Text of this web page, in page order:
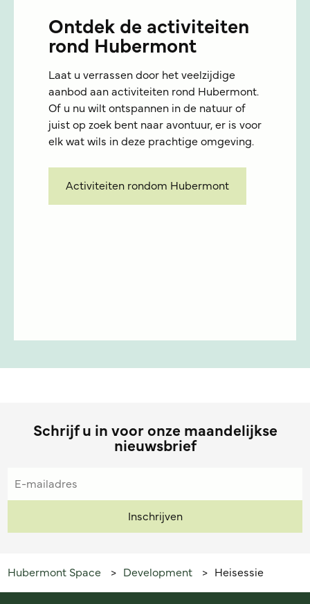
Ontdek de activiteiten
rond Hubermont
Laat u verrassen door het veelzijdige
aanbod aan activiteiten rond Hubermont.
Of u nu wilt ontspannen in de natuur of
juist op zoek bent naar avontuur, er is voor
elk wat wils in deze prachtige omgeving.
Activiteiten rondom Hubermont
Schrijf u in voor onze maandelijkse
nieuwsbrief
Hubermont Space > Development > Heisessie